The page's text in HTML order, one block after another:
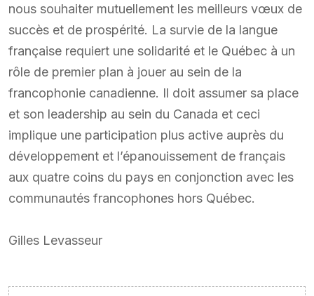
nous souhaiter mutuellement les meilleurs vœux de
succès et de prospérité. La survie de la langue
française requiert une solidarité et le Québec à un
rôle de premier plan à jouer au sein de la
francophonie canadienne. Il doit assumer sa place
et son leadership au sein du Canada et ceci
implique une participation plus active auprès du
développement et l’épanouissement de français
aux quatre coins du pays en conjonction avec les
communautés francophones hors Québec.
Gilles Levasseur